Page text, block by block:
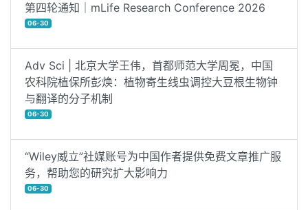
第四轮通知｜mLife Research Conference 2026
06-30
Adv Sci | 北京大学王伟，首都师范大学周冕，中国
农科院植保所彭焕：植物寄生线虫调控大豆根生物钟
与翻译的分子机制
06-30
“Wiley威立”社媒账号为中国作者提供免费文章推广服
务，帮助您的研究扩大影响力
06-30